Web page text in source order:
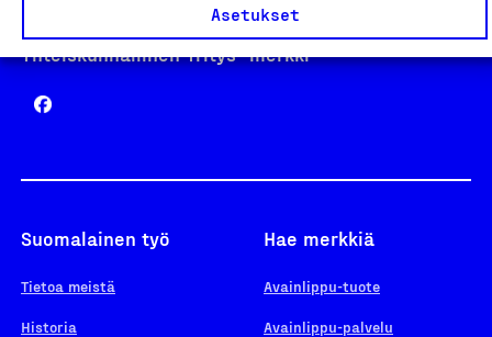
Asetukset
Yhteiskunnallinen Yritys -merkki
Suomalainen työ
Tietoa meistä
Historia
Hae merkkiä
Avainlippu-tuote
Avainlippu-palvelu